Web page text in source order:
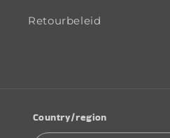
Retourbeleid
Country/region